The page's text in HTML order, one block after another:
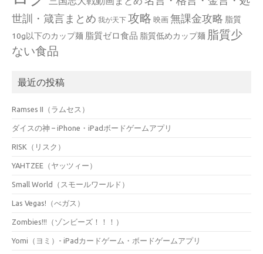
世訓・箴言まとめ 我が天下 攻略 映画 無課金攻略 脂質
10g以下のカップ麺 脂質ゼロ食品 脂質低めカップ麺 脂質少
ない食品
最近の投稿
Ramses II（ラムセス）
ダイスの神 – iPhone・iPadボードゲームアプリ
RISK（リスク）
YAHTZEE（ヤッツィー）
Small World（スモールワールド）
Las Vegas!（べガス）
Zombies!!!（ゾンビーズ！！！）
Yomi（ヨミ）- iPadカードゲーム・ボードゲームアプリ